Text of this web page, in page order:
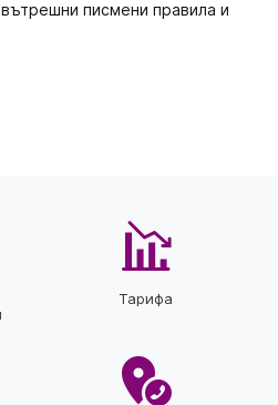
писмени правила и
Тарифа